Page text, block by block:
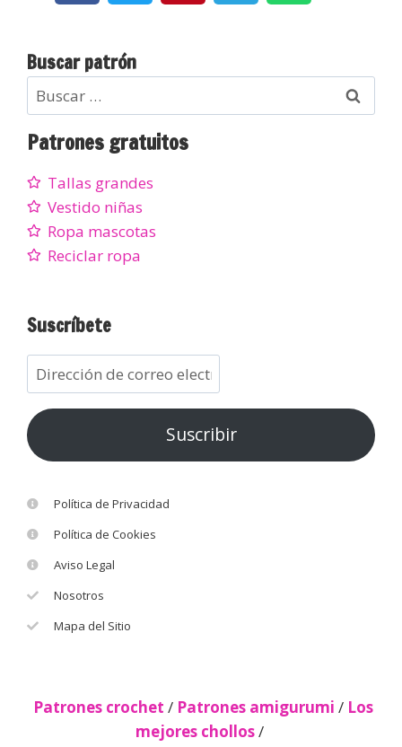
Buscar patrón
Patrones gratuitos
Tallas grandes
Vestido niñas
Ropa mascotas
Reciclar ropa
Suscríbete
Suscribir
Política de Privacidad
Política de Cookies
Aviso Legal
Nosotros
Mapa del Sitio
Patrones crochet / Patrones amigurumi / Los
mejores chollos/